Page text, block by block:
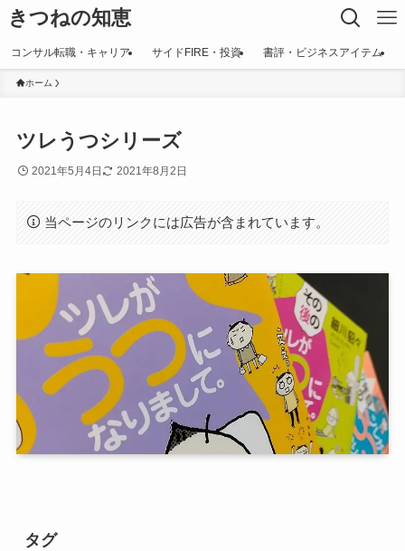
きつねの知恵
コンサル転職・キャリア サイドFIRE・投資 書評・ビジネスアイテム
ホーム
ツレうつシリーズ
2021年5月4日 2021年8月2日
当ページのリンクには広告が含まれています。
タグ